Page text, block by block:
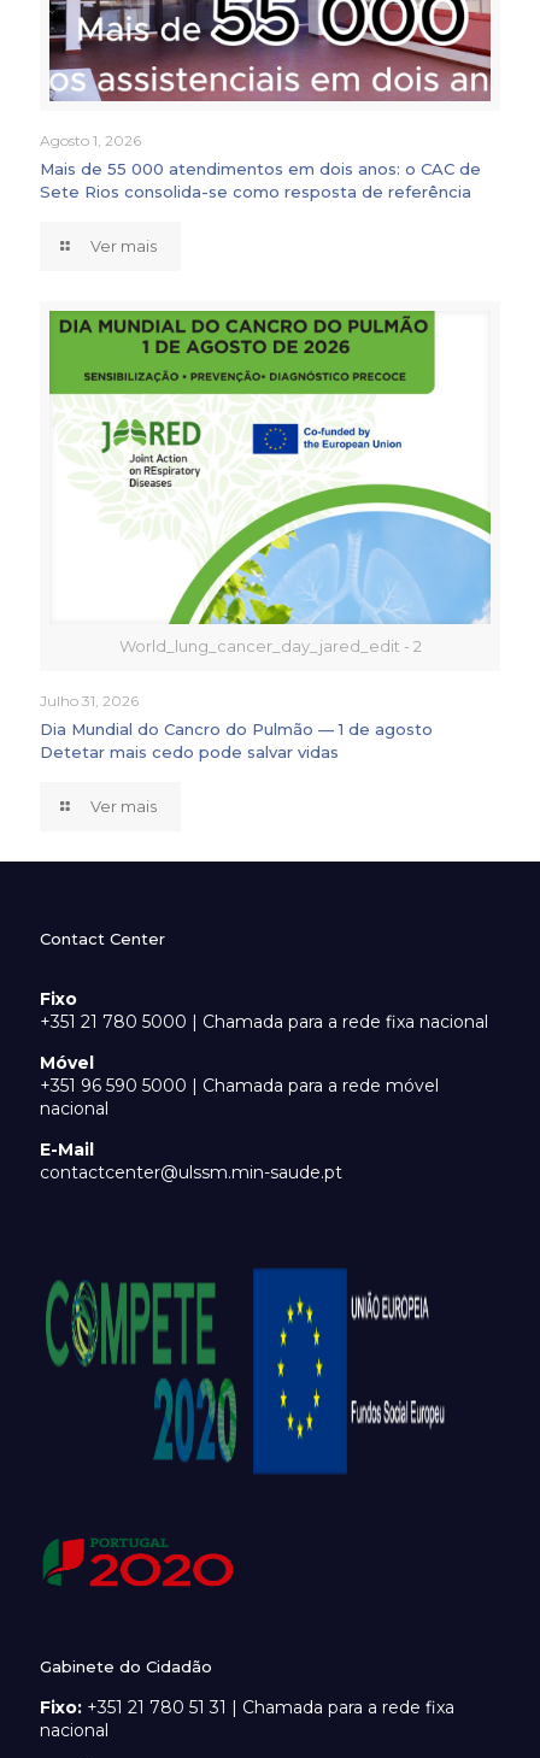
Agosto 1, 2026
Mais de 55 000 atendimentos em dois anos: o CAC de
Sete Rios consolida-se como resposta de referência
Ver mais
World_lung_cancer_day_jared_edit - 2
Julho 31, 2026
Dia Mundial do Cancro do Pulmão — 1 de agosto
Detetar mais cedo pode salvar vidas
Ver mais
Contact Center
Fixo
+351 21 780 5000 | Chamada para a rede fixa nacional
Móvel
+351 96 590 5000 | Chamada para a rede móvel
nacional
E-Mail
contactcenter@ulssm.min-saude.pt
Gabinete do Cidadão
Fixo: +351 21 780 51 31 | Chamada para a rede fixa
nacional